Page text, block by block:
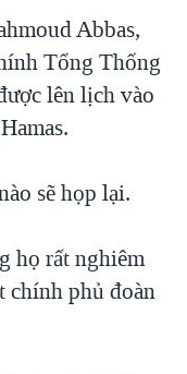
QUÁ KHỨ VÀ HIỆN
Abbas,
Tổng Thống
lên lịch vào
sẽ họp lại.
họ rất nghiêm
chính phủ đoàn